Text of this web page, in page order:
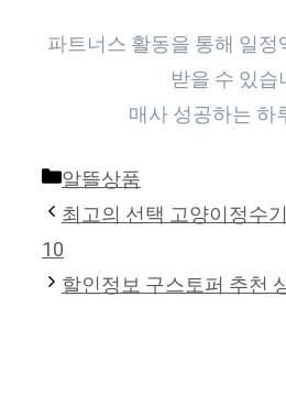
파트너스 활동을 통해 일
받을 수 있습
매사 성공하는 하
Categories
알뜰상품
최고의 선택 고양이정수
10
할인정보 구스토퍼 추천